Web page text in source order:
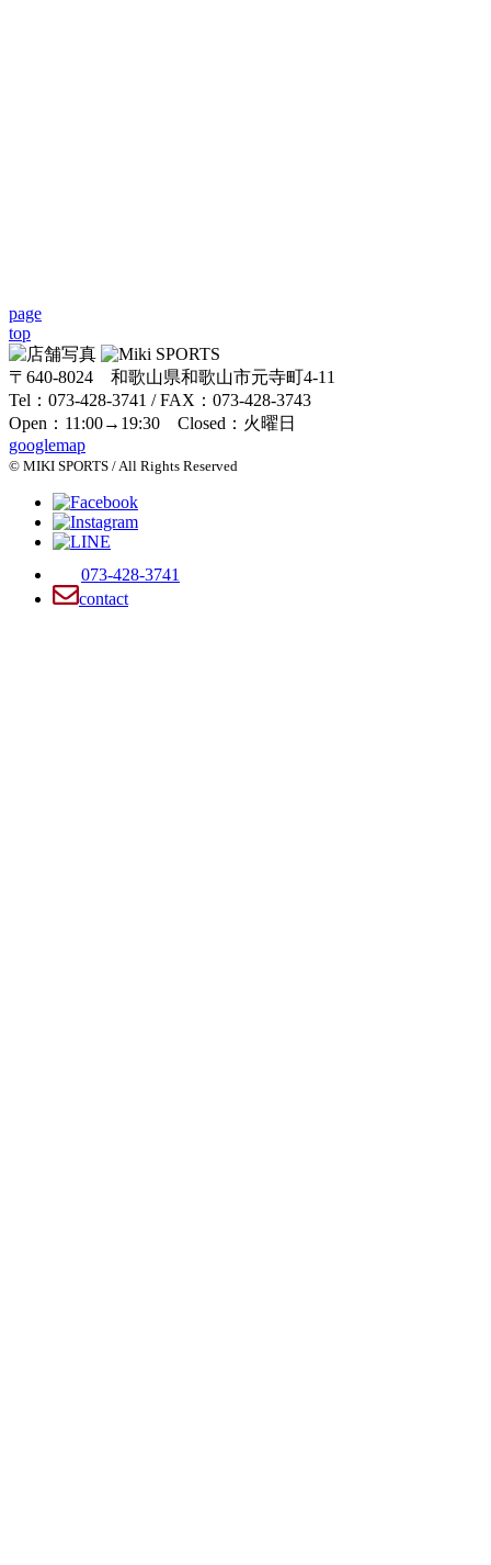
page
top
〒640-8024 和歌山県和歌山市元寺町4-11
Tel：073-428-3741 / FAX：073-428-3743
Open：11:00→19:30 Closed：火曜日
googlemap
© MIKI SPORTS / All Rights Reserved
073-428-3741
contact